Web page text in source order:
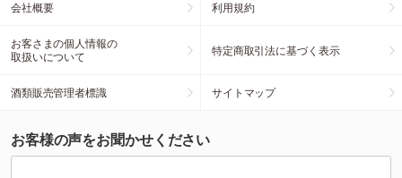
会社概要 利用規約
お客さまの個人情報の
取扱いについて
特定商取引法に基づく表示
酒類販売管理者標識 サイトマップ
お客様の声をお聞かせください